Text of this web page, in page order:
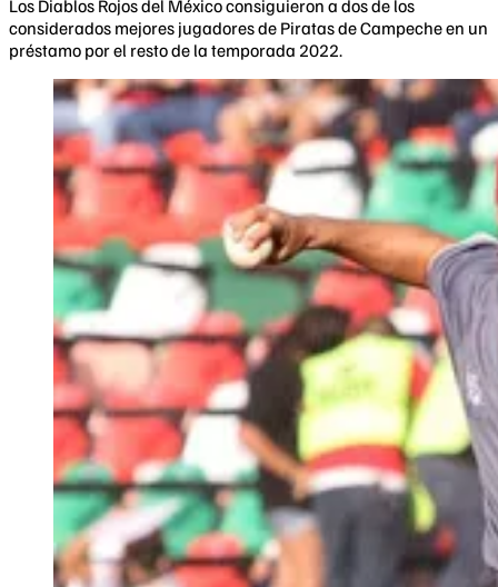
Los Diablos Rojos del México consiguieron a dos de los
considerados mejores jugadores de Piratas de Campeche en un
préstamo por el resto de la temporada 2022.